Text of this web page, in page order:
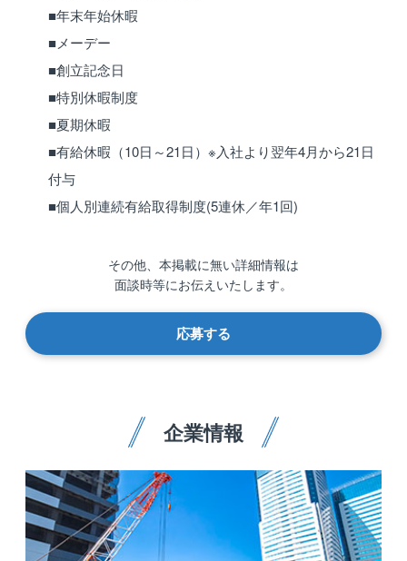
■年末年始休暇
■メーデー
■創立記念日
■特別休暇制度
■夏期休暇
■有給休暇（10日～21日）※入社より翌年4月から21日
付与
■個人別連続有給取得制度(5連休／年1回)
その他、本掲載に無い詳細情報は
面談時等にお伝えいたします。
応募する
企業情報